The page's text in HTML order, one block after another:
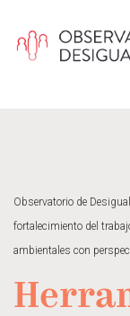
Observatorio de
fortalecimiento del
ambientales con